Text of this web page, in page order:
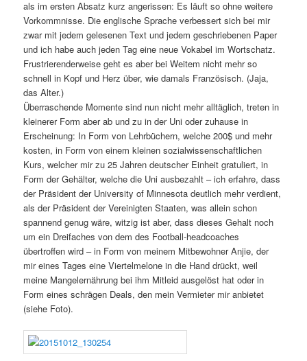
als im ersten Absatz kurz angerissen: Es läuft so ohne weitere
Vorkommnisse. Die englische Sprache verbessert sich bei mir
zwar mit jedem gelesenen Text und jedem geschriebenen Paper
und ich habe auch jeden Tag eine neue Vokabel im Wortschatz.
Frustrierenderweise geht es aber bei Weitem nicht mehr so
schnell in Kopf und Herz über, wie damals Französisch. (Jaja,
das Alter.)
Überraschende Momente sind nun nicht mehr alltäglich, treten in
kleinerer Form aber ab und zu in der Uni oder zuhause in
Erscheinung: In Form von Lehrbüchern, welche 200$ und mehr
kosten, in Form von einem kleinen sozialwissenschaftlichen
Kurs, welcher mir zu 25 Jahren deutscher Einheit gratuliert, in
Form der Gehälter, welche die Uni ausbezahlt – ich erfahre, dass
der Präsident der University of Minnesota deutlich mehr verdient,
als der Präsident der Vereinigten Staaten, was allein schon
spannend genug wäre, witzig ist aber, dass dieses Gehalt noch
um ein Dreifaches von dem des Football-headcoaches
übertroffen wird – in Form von meinem Mitbewohner Anjie, der
mir eines Tages eine Viertelmelone in die Hand drückt, weil
meine Mangelernährung bei ihm Mitleid ausgelöst hat oder in
Form eines schrägen Deals, den mein Vermieter mir anbietet
(siehe Foto).